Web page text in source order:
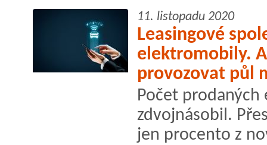
11. listopadu 2020
Leasingové
elektromobily.
provozovat půl
Počet
zdvojnásobil.
jen procento z